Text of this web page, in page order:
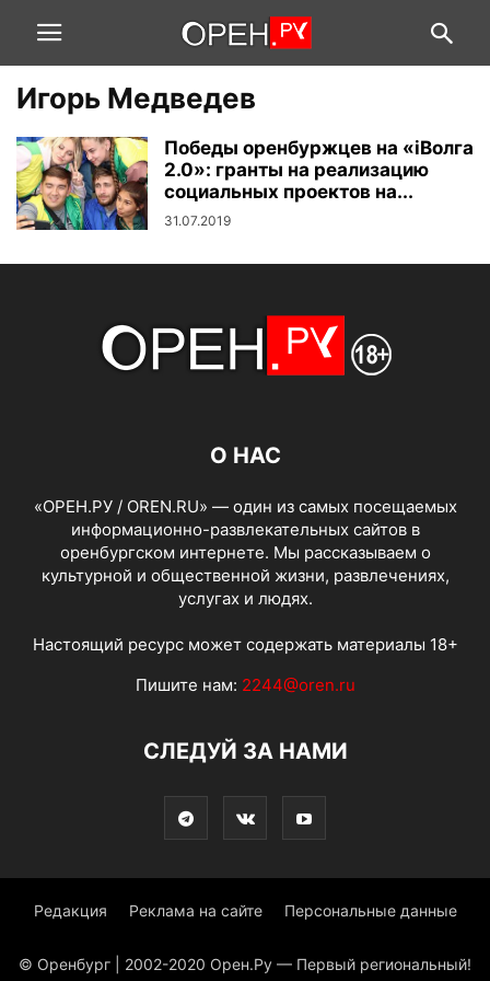
Игорь Медведев
Победы оренбуржцев на «iВолга
2.0»: гранты на реализацию
социальных проектов на...
31.07.2019
О НАС
«ОРЕН.РУ / OREN.RU» — один из самых посещаемых
информационно-развлекательных сайтов в
оренбургском интернете. Мы рассказываем о
культурной и общественной жизни, развлечениях,
услугах и людях.
Настоящий ресурс может содержать материалы 18+
Пишите нам: 2244@oren.ru
СЛЕДУЙ ЗА НАМИ
Редакция Реклама на сайте Персональные данные
© Оренбург | 2002-2020 Орен.Ру — Первый региональный!